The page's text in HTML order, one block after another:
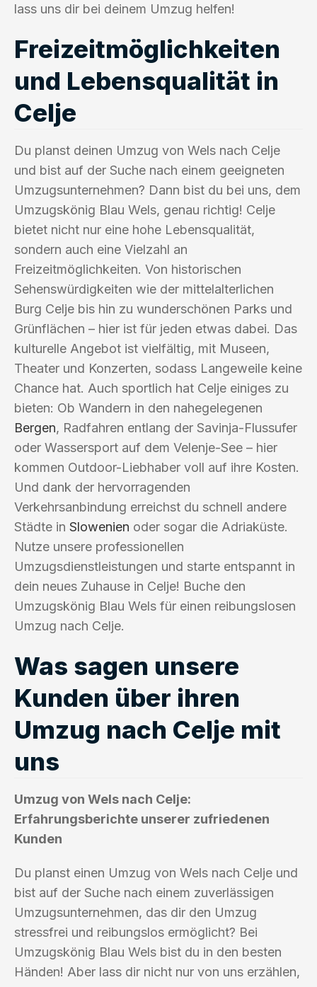
lass uns dir bei deinem Umzug helfen!
Freizeitmöglichkeiten
und Lebensqualität in
Celje
Du planst deinen Umzug von Wels nach Celje
und bist auf der Suche nach einem geeigneten
Umzugsunternehmen? Dann bist du bei uns, dem
Umzugskönig Blau Wels, genau richtig! Celje
bietet nicht nur eine hohe Lebensqualität,
sondern auch eine Vielzahl an
Freizeitmöglichkeiten. Von historischen
Sehenswürdigkeiten wie der mittelalterlichen
Burg Celje bis hin zu wunderschönen Parks und
Grünflächen – hier ist für jeden etwas dabei. Das
kulturelle Angebot ist vielfältig, mit Museen,
Theater und Konzerten, sodass Langeweile keine
Chance hat. Auch sportlich hat Celje einiges zu
bieten: Ob Wandern in den nahegelegenen
Bergen, Radfahren entlang der Savinja-Flussufer
oder Wassersport auf dem Velenje-See – hier
kommen Outdoor-Liebhaber voll auf ihre Kosten.
Und dank der hervorragenden
Verkehrsanbindung erreichst du schnell andere
Städte in Slowenien oder sogar die Adriaküste.
Nutze unsere professionellen
Umzugsdienstleistungen und starte entspannt in
dein neues Zuhause in Celje! Buche den
Umzugskönig Blau Wels für einen reibungslosen
Umzug nach Celje.
Was sagen unsere
Kunden über ihren
Umzug nach Celje mit
uns
Umzug von Wels nach Celje:
Erfahrungsberichte unserer zufriedenen
Kunden
Du planst einen Umzug von Wels nach Celje und
bist auf der Suche nach einem zuverlässigen
Umzugsunternehmen, das dir den Umzug
stressfrei und reibungslos ermöglicht? Bei
Umzugskönig Blau Wels bist du in den besten
Händen! Aber lass dir nicht nur von uns erzählen,